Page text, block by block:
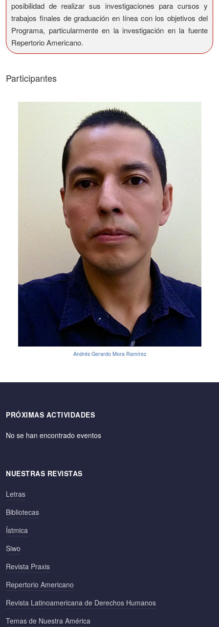
posibilidad de realizar sus investigaciones para cursos y
trabajos finales de graduación en línea con los objetivos del
Programa, particularmente en la investigación en la fuente
Repertorio Americano.
Participantes
Andrés Gerardo Mora Ramírez
PRÓXIMAS ACTIVIDADES
No se han encontrado eventos
NUESTRAS REVISTAS
Letras
Bibliotecas
Ístmica
Siwo
Revista Praxis
Repertorio Americano
Revista Latinoamericana de Derechos Humanos
Temas de Nuestra América